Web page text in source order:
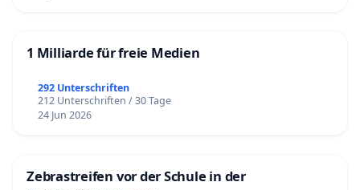
1 Milliarde für freie Medien
292 Unterschriften
212 Unterschriften / 30 Tage
24 Jun 2026
Zebrastreifen vor der Schule in der